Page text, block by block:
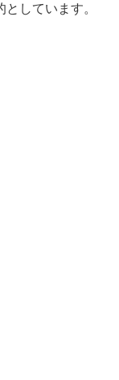
しています。